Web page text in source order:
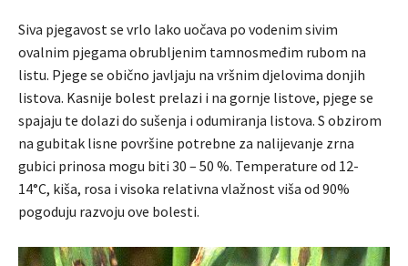
Siva pjegavost se vrlo lako uočava po vodenim sivim
ovalnim pjegama obrubljenim tamnosmeđim rubom na
listu. Pjege se obično javljaju na vršnim djelovima donjih
listova. Kasnije bolest prelazi i na gornje listove, pjege se
spajaju te dolazi do sušenja i odumiranja listova. S obzirom
na gubitak lisne površine potrebne za nalijevanje zrna
gubici prinosa mogu biti 30 – 50 %. Temperature od 12-
14°C, kiša, rosa i visoka relativna vlažnost viša od 90%
pogoduju razvoju ove bolesti.